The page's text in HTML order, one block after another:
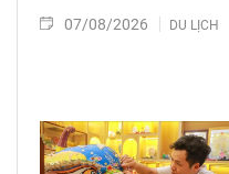
07/08/2026 DU LỊCH